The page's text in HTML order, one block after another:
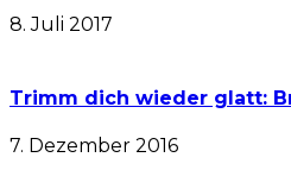
8. Juli 2017
Trimm dich wieder glatt:
7. Dezember 2016